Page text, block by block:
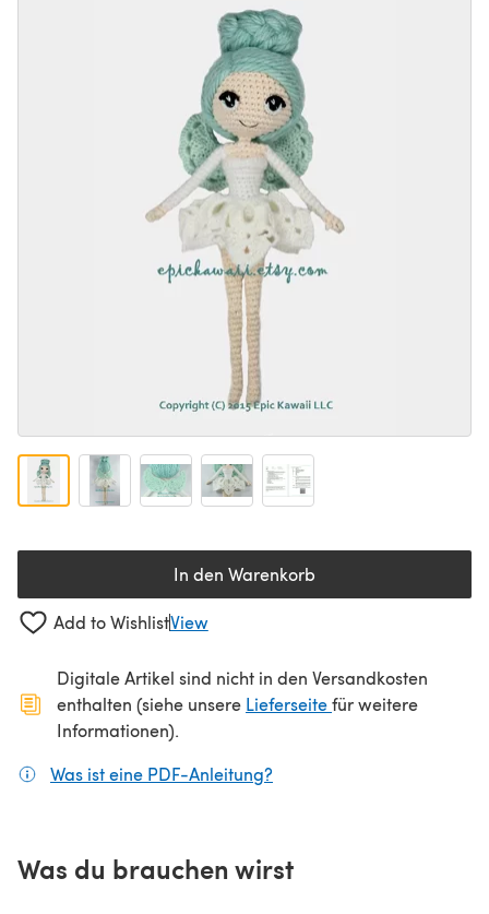
In den Warenkorb
Add to WishlistView
Digitale Artikel sind nicht in den Versandkosten
enthalten (siehe unsere Lieferseite(öffnet sich in
für weitere
Informationen).
Was ist eine PDF-Anleitung?
Was du brauchen wirst